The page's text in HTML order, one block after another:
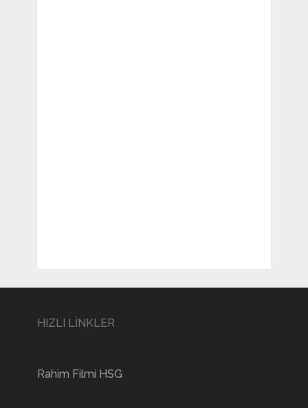
HIZLI LİNKLER
Rahim Filmi HSG